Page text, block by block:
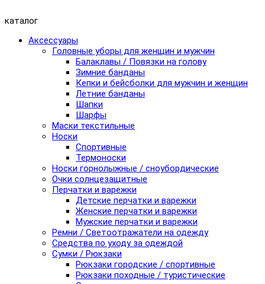
каталог
Аксессуары
Головные уборы для женщин и мужчин
Балаклавы / Повязки на голову
Зимние банданы
Кепки и бейсболки для мужчин и женщин
Летние банданы
Шапки
Шарфы
Маски текстильные
Носки
Спортивные
Термоноски
Носки горнолыжные / сноубордические
Очки солнцезащитные
Перчатки и варежки
Детские перчатки и варежки
Женские перчатки и варежки
Мужские перчатки и варежки
Ремни / Светоотражатели на одежду
Средства по уходу за одеждой
Сумки / Рюкзаки
Рюкзаки городские / спортивные
Рюкзаки походные / туристические